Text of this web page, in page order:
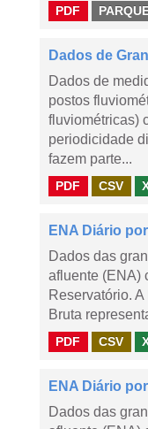
PDF
Dados de
Dados de
postos
fluviométricas)
periodicidade
fazem parte...
PDF CSV
ENA Diário
Dados das
afluente (ENA)
Reservatório.
Bruta
PDF CSV
ENA Diário
Dados das